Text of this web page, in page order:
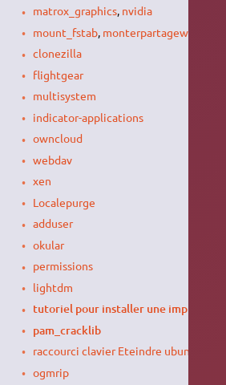
matrox_graphics, nvidia
mount_fstab, monterpartagewindows
clonezilla
flightgear
multisystem
indicator-applications
owncloud
webdav
xen
Localepurge
adduser
okular
permissions
lightdm
tutoriel pour installer une
pam_cracklib
raccourci clavier Eteindre ubuntu
ogmrip